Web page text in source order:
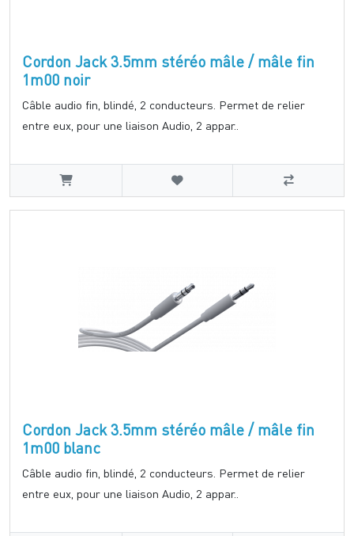
Cordon Jack 3.5mm stéréo mâle / mâle fin
1m00 noir
Câble audio fin, blindé, 2 conducteurs. Permet de relier
entre eux, pour une liaison Audio, 2 appar..
Cordon Jack 3.5mm stéréo mâle / mâle fin
1m00 blanc
Câble audio fin, blindé, 2 conducteurs. Permet de relier
entre eux, pour une liaison Audio, 2 appar..